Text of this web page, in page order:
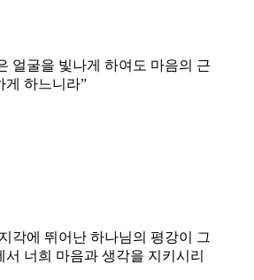
얼굴을 빛나게 하여도 마음의 근
게 하느니라”
각에 뛰어난 하나님의 평강이 그
서 너희 마음과 생각을 지키시리